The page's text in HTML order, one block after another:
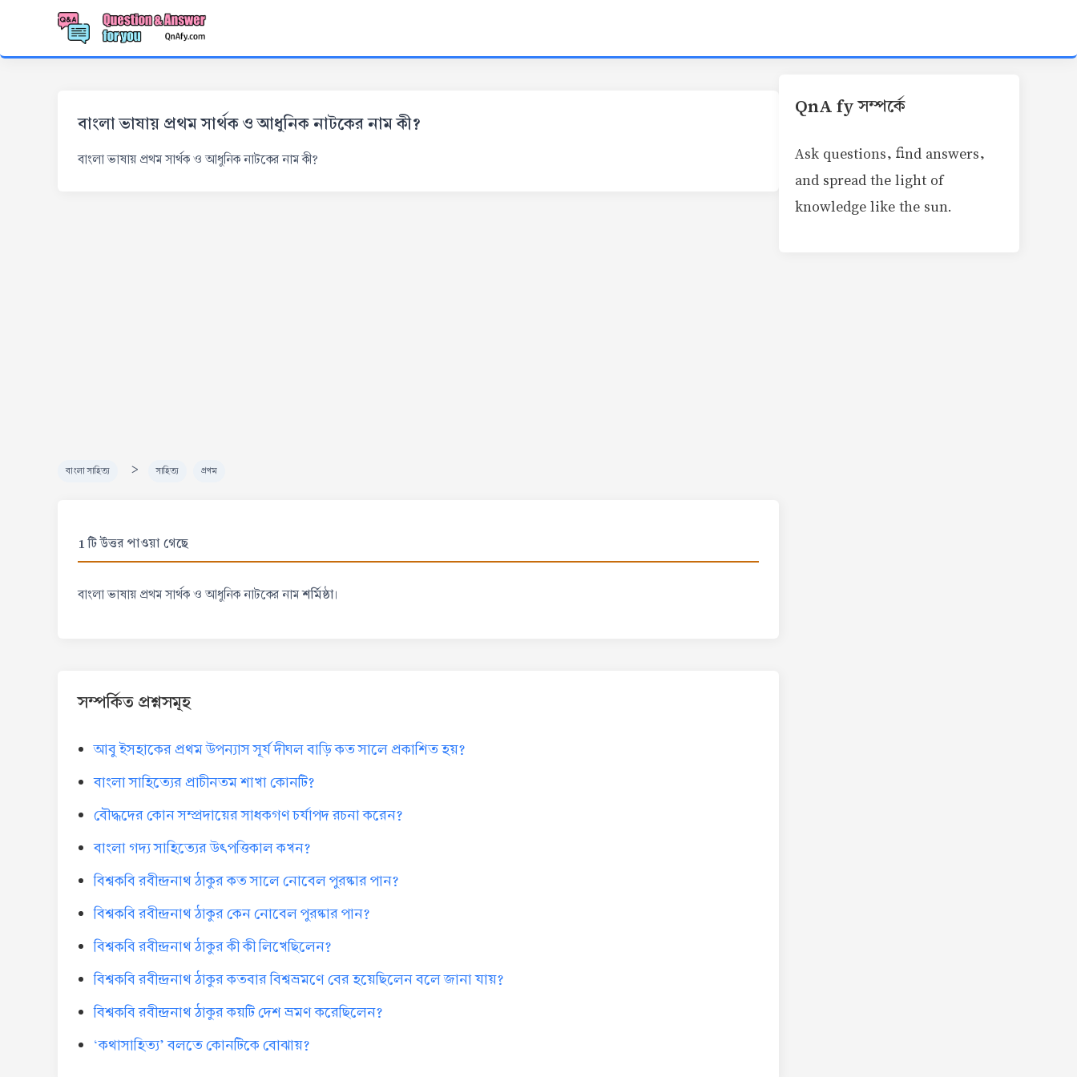
বাংলা ভাষায় প্রথম সার্থক ও আধুনিক নাটকের নাম কী?
বাংলা ভাষায় প্রথম সার্থক ও আধুনিক নাটকের নাম কী?
বাংলা সাহিত্য > সাহিত্য প্রথম
1 টি উত্তর পাওয়া গেছে
বাংলা ভাষায় প্রথম সার্থক ও আধুনিক নাটকের নামশর্মিষ্ঠা।
সম্পর্কিত প্রশ্নসমূহ
আবু ইসহাকের প্রথম উপন্যাস সূর্য দীঘল বাড়ি কত সালে প্রকাশিত হয়?
বাংলা সাহিত্যের প্রাচীনতম শাখা কোনটি?
বৌদ্ধদের কোন সম্প্রদায়ের সাধকগণ চর্যাপদ রচনা করেন?
বাংলা গদ্য সাহিত্যের উৎপত্তিকাল কখন?
বিশ্বকবি রবীন্দ্রনাথ ঠাকুর কত সালে নোবেল পুরষ্কার পান?
বিশ্বকবি রবীন্দ্রনাথ ঠাকুর কেন নোবেল পুরষ্কার পান?
বিশ্বকবি রবীন্দ্রনাথ ঠাকুর কী কী লিখেছিলেন?
বিশ্বকবি রবীন্দ্রনাথ ঠাকুর কতবার বিশ্বভ্রমণে বের হয়েছিলেন বলে জানা যায়?
বিশ্বকবি রবীন্দ্রনাথ ঠাকুর কয়টি দেশ ভ্রমণ করেছিলেন?
‘কথাসাহিত্য’ বলতে কোনটিকে বোঝায়?
QnA fy সম্পর্কে
Ask questions, find answers,
and spread the light of
knowledge like the sun.